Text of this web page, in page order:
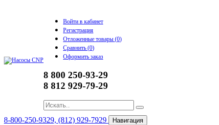
Войти в кабинет
Регистрация
Отложенные товары (0)
Сравнить (0)
Оформить заказ
8 800 250-93-29
8 812 929-79-29
8-800-250-9329, (812) 929-7929 Навигация